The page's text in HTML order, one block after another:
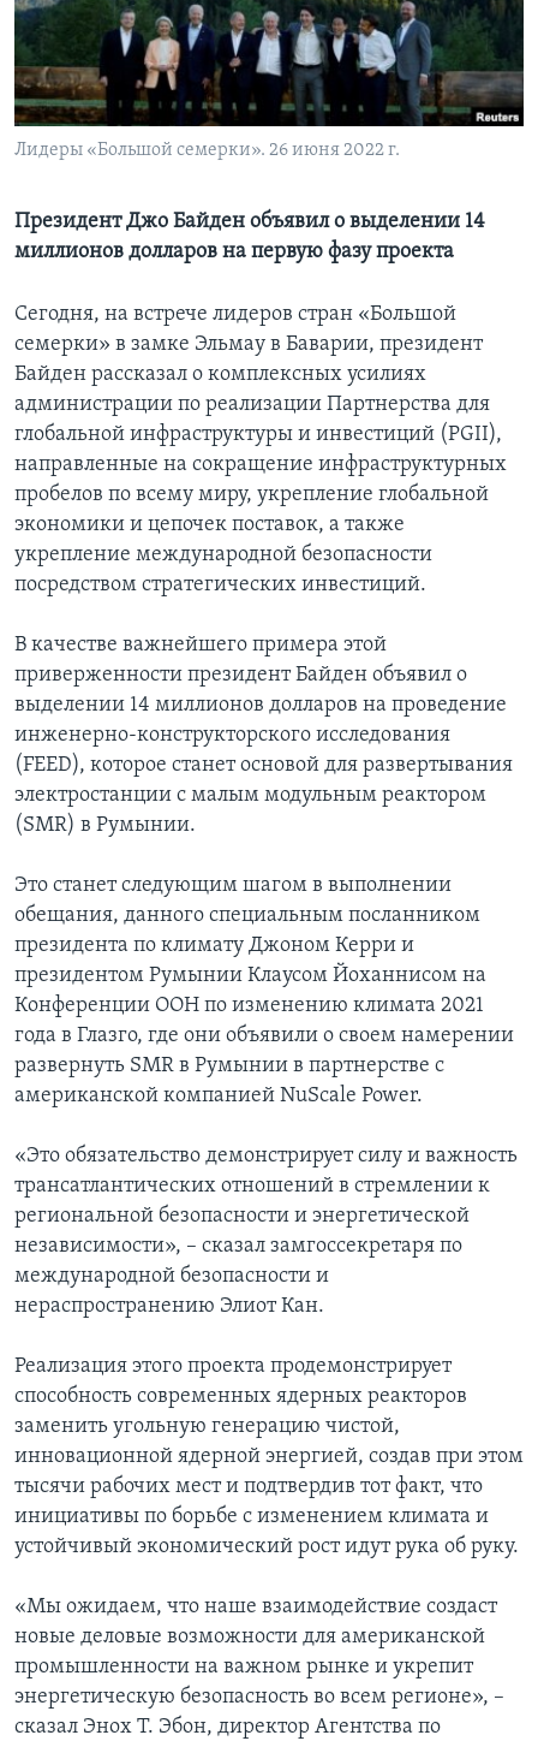
Learning English
СОЦИАЛЬНЫЕ СЕТИ
Языки
Лидеры «Большой семерки». 26 июня 2022 г.
Президент Джо Байден объявил о выделении 14
миллионов долларов на первую фазу проекта
Сегодня, на встрече лидеров стран «Большой
семерки» в замке Эльмау в Баварии, президент
Байден рассказал о комплексных усилиях
администрации по реализации Партнерства для
глобальной инфраструктуры и инвестиций (PGII),
направленные на сокращение инфраструктурных
пробелов по всему миру, укрепление глобальной
экономики и цепочек поставок, а также
укрепление международной безопасности
посредством стратегических инвестиций.
В качестве важнейшего примера этой
приверженности президент Байден объявил о
выделении 14 миллионов долларов на проведение
инженерно-конструкторского исследования
(FEED), которое станет основой для развертывания
электростанции с малым модульным реактором
(SMR) в Румынии.
Это станет следующим шагом в выполнении
обещания, данного специальным посланником
президента по климату Джоном Керри и
президентом Румынии Клаусом Йоханнисом на
Конференции ООН по изменению климата 2021
года в Глазго, где они объявили о своем намерении
развернуть SMR в Румынии в партнерстве с
американской компанией NuScale Power.
«Это обязательство демонстрирует силу и важность
трансатлантических отношений в стремлении к
региональной безопасности и энергетической
независимости», – сказал замгоссекретаря по
международной безопасности и
нераспространению Элиот Кан.
Реализация этого проекта продемонстрирует
способность современных ядерных реакторов
заменить угольную генерацию чистой,
инновационной ядерной энергией, создав при этом
тысячи рабочих мест и подтвердив тот факт, что
инициативы по борьбе с изменением климата и
устойчивый экономический рост идут рука об руку.
«Мы ожидаем, что наше взаимодействие создаст
новые деловые возможности для американской
промышленности на важном рынке и укрепит
энергетическую безопасность во всем регионе», –
сказал Энох Т. Эбон, директор Агентства по